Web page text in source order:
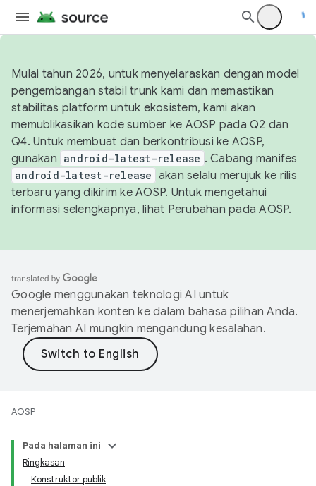
Mulai tahun 2026, untuk menyelaraskan dengan model
pengembangan stabil trunk kami dan memastikan
stabilitas platform untuk ekosistem, kami akan
memublikasikan kode sumber ke AOSP pada Q2 dan
Q4. Untuk membuat dan berkontribusi ke AOSP,
gunakan android-latest-release . Cabang manifes
android-latest-release akan selalu merujuk ke rilis
terbaru yang dikirim ke AOSP. Untuk mengetahui
informasi selengkapnya, lihat Perubahan pada AOSP.
Google menggunakan teknologi AI untuk
menerjemahkan konten ke dalam bahasa pilihan Anda.
Terjemahan AI mungkin mengandung kesalahan.
AOSP
Pada halaman ini
Ringkasan
Konstruktor publik